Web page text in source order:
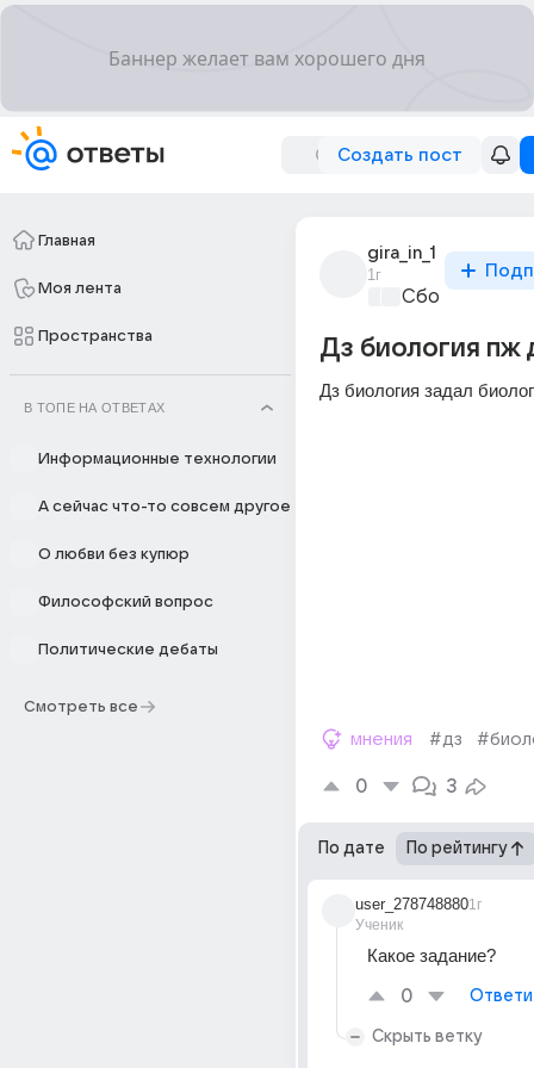
Создать пост
Главная
Моя лента
Пространства
В ТОПЕ НА ОТВЕТАХ
Информационные технологии
А сейчас что-то совсем другое
О любви без купюр
Философский вопрос
Политические дебаты
Смотреть все
gira_in_1
1г
Сборная
Дз биология пж
Дз биология задал биолог
мнения #дз
0 3
По дате По рейтингу
user_278748880
Ученик
1г
Какое задание?
0
Скрыть ветку